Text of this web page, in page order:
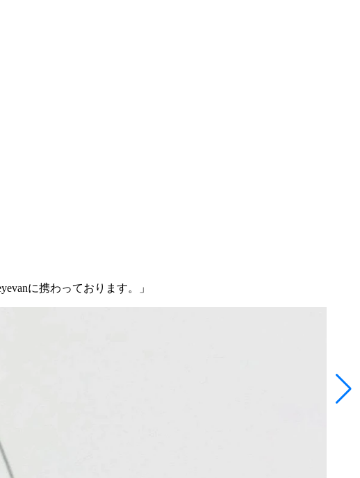
に携わっております。」